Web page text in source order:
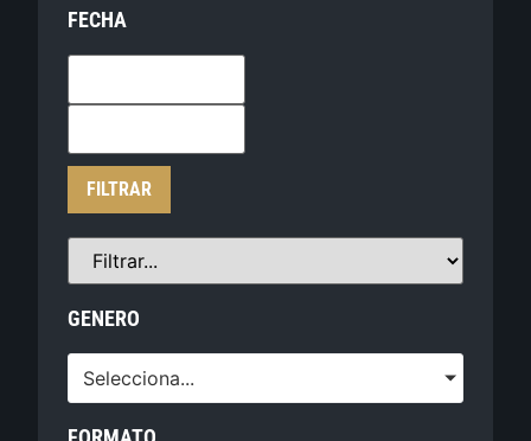
FECHA
FILTRAR
GENERO
Selecciona...